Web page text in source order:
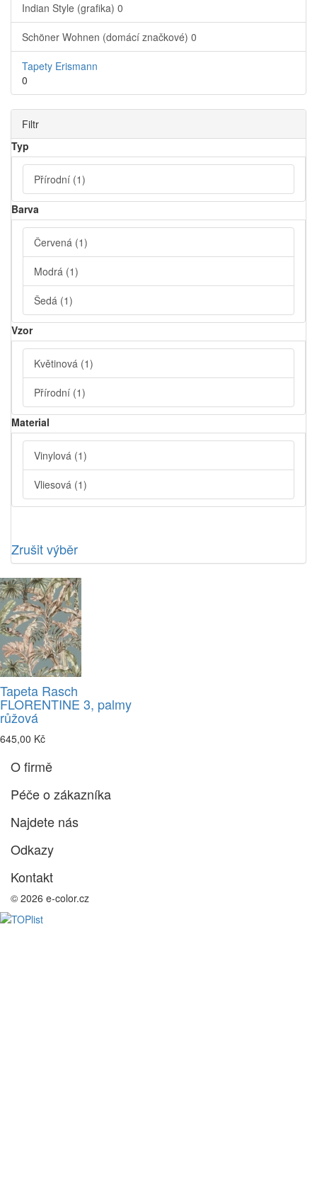
Indian Style (grafika) 0
Schöner Wohnen (domácí značkové) 0
Tapety Erismann
0
Filtr
Typ
Přírodní (1)
Barva
Červená (1)
Modrá (1)
Šedá (1)
Vzor
Květinová (1)
Přírodní (1)
Material
Vinylová (1)
Vliesová (1)
Zrušit výběr
Tapeta Rasch
FLORENTINE 3, palmy
růžová
645,00 Kč
O firmě
Péče o zákazníka
Najdete nás
Odkazy
Kontakt
© 2026 e-color.cz